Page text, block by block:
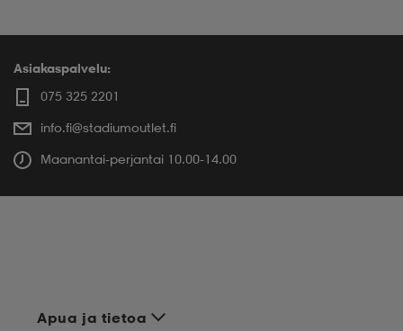
Asiakaspalvelu:
075 325 2201
info.fi@stadiumoutlet.fi
Maanantai-perjantai 10.00-14.00
Apua ja tietoa